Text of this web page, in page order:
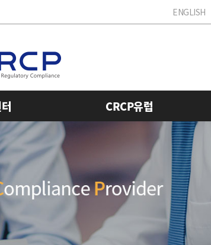
ENGLISH
CRCP유럽